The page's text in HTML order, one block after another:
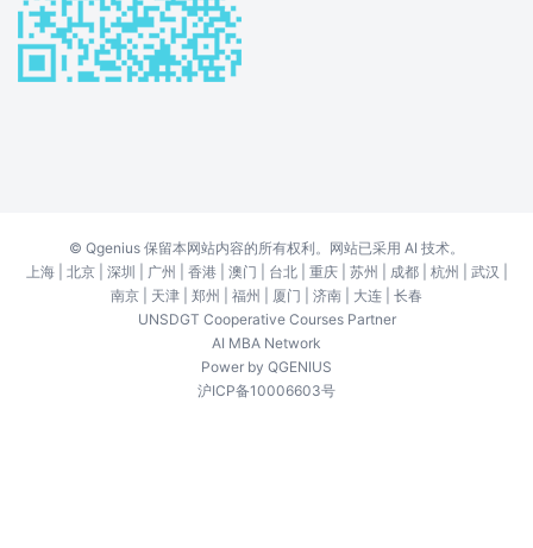
© Qgenius 保留本网站内容的所有权利。网站已采用 AI 技术。
上海| 北京| 深圳 广州 香港| 澳门 台北| 重庆| 苏州 成都| 杭州 武汉
南京
天津 郑州 福州 厦门 济南 大连
长春
UNSDGT Cooperative Courses Partner
AI MBA Network
Power by QGENIUS
沪ICP备10006603号